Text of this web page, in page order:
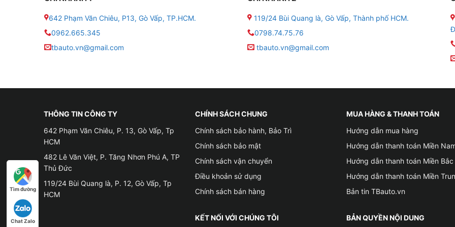
✤ Phù hợp tất cả loại xe
✤ Khả năng chịu nhiệt: -45 đến 190°C
✤ Thời gian thi công: 5-7 tiếng
✤ Vị trí dán: 4 cánh cửa; sàn và cốp sau; hốc bánh
✤ Bảo hành: 24 tháng
642 Phạm Văn Chiêu, P13, Gò Vấp, TP.HCM.
0962.665.345
tbauto.vn@gmail.com
119/24 Bùi Quang là, Gò Vấp, Thành phố HCM.
0798.74.75.76
tbauto.vn@gmail.com
THÔNG TIN CÔNG TY
642 Phạm Văn Chiêu, P. 13, Gò Vấp, Tp
HCM
482 Lê Văn Việt, P. Tăng Nhơn Phú A, TP
Thủ Đức
119/24 Bùi Quang là, P. 12, Gò Vấp, Tp
HCM
CHÍNH SÁCH CHUNG
Chính sách bảo hành, Bảo Trì
Chính sách bảo mật
Chính sách vận chuyển
Điều khoản sử dụng
Chính sách bán hàng
MUA HÀNG & THANH TOÁN
Hướng dẫn mua hàng
Hướng dẫn thanh toán Miền
Hướng dẫn thanh toán Miền Bắc
Hướng dẫn thanh toán Miền
Bản tin TBauto.vn
KẾT NỐI VỚI CHÚNG TÔI BẢN QUYỀN NỘI DUNG
Tìm đường
Chat Zalo